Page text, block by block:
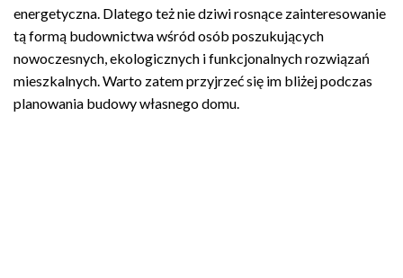
energetyczna. Dlatego też nie dziwi rosnące zainteresowanie
tą formą budownictwa wśród osób poszukujących
nowoczesnych, ekologicznych i funkcjonalnych rozwiązań
mieszkalnych. Warto zatem przyjrzeć się im bliżej podczas
planowania budowy własnego domu.